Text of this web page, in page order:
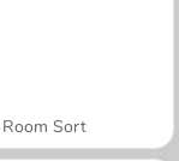
Room Sort